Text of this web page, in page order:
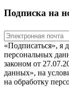
Подписка на
«Подписаться», я
персональных
законом от
данных», на
на обработку